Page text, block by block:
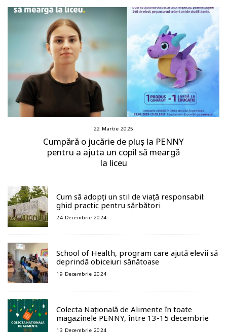
22 Martie 2025
Cumpără o jucărie de pluș la PENNY
pentru a ajuta un copil să meargă
la liceu
Cum să adopți un stil de viață responsabil:
ghid practic pentru sărbători
24 Decembrie 2024
School of Health, program care ajută elevii să
deprindă obiceiuri sănătoase
19 Decembrie 2024
Colecta Națională de Alimente în toate
magazinele PENNY, între 13-15 decembrie
13 Decembrie 2024